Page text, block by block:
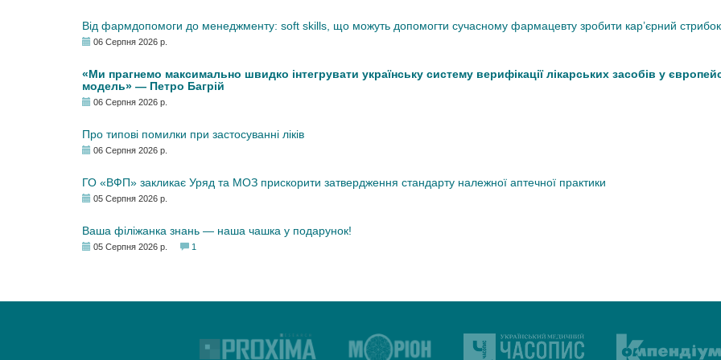
Від фармдопомоги до менеджменту: soft skills, що можуть допомогти сучасному фармацевту зробити кар’єрний стрибок
06 Серпня 2026 р.
«Ми прагнемо максимально швидко інтегрувати українську систему верифікації лікарських засобів у
модель» — Петро Багрій
06 Серпня 2026 р.
Про типові помилки при застосуванні ліків
06 Серпня 2026 р.
ГО «ВФП» закликає Уряд та МОЗ прискорити затвердження стандарту належної аптечної практики
05 Серпня 2026 р.
Ваша філіжанка знань — наша чашка у подарунок!
05 Серпня 2026 р. 1